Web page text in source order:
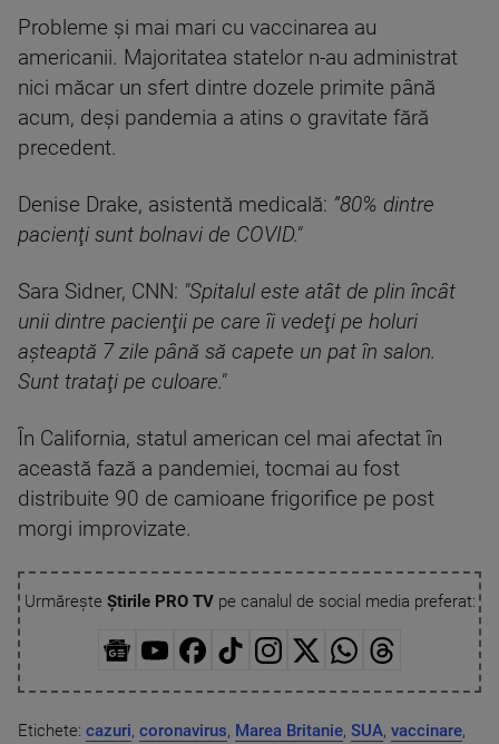
Probleme şi mai mari cu vaccinarea au
americanii. Majoritatea statelor n-au administrat
nici măcar un sfert dintre dozele primite până
acum, deşi pandemia a atins o gravitate fără
precedent.
Denise Drake, asistentă medicală: ”80% dintre
pacienţi sunt bolnavi de COVID."
Sara Sidner, CNN: "Spitalul este atât de plin încât
unii dintre pacienţii pe care îi vedeţi pe holuri
aşteaptă 7 zile până să capete un pat în salon.
Sunt trataţi pe culoare."
În California, statul american cel mai afectat în
această fază a pandemiei, tocmai au fost
distribuite 90 de camioane frigorifice pe post
morgi improvizate.
Urmărește Știrile PRO TVpe canalul de social media preferat:
Etichete: cazuri, coronavirus, Marea Britanie, SUA, vaccinare,